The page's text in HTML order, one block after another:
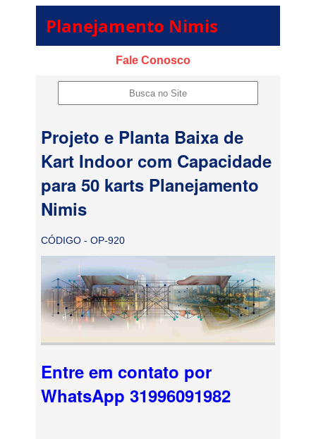
Planejamento Nimis
Fale Conosco
Projeto e Planta Baixa de
Kart Indoor com Capacidade
para 50 karts Planejamento
Nimis
CÓDIGO - OP-920
Entre em contato por
WhatsApp 31996091982